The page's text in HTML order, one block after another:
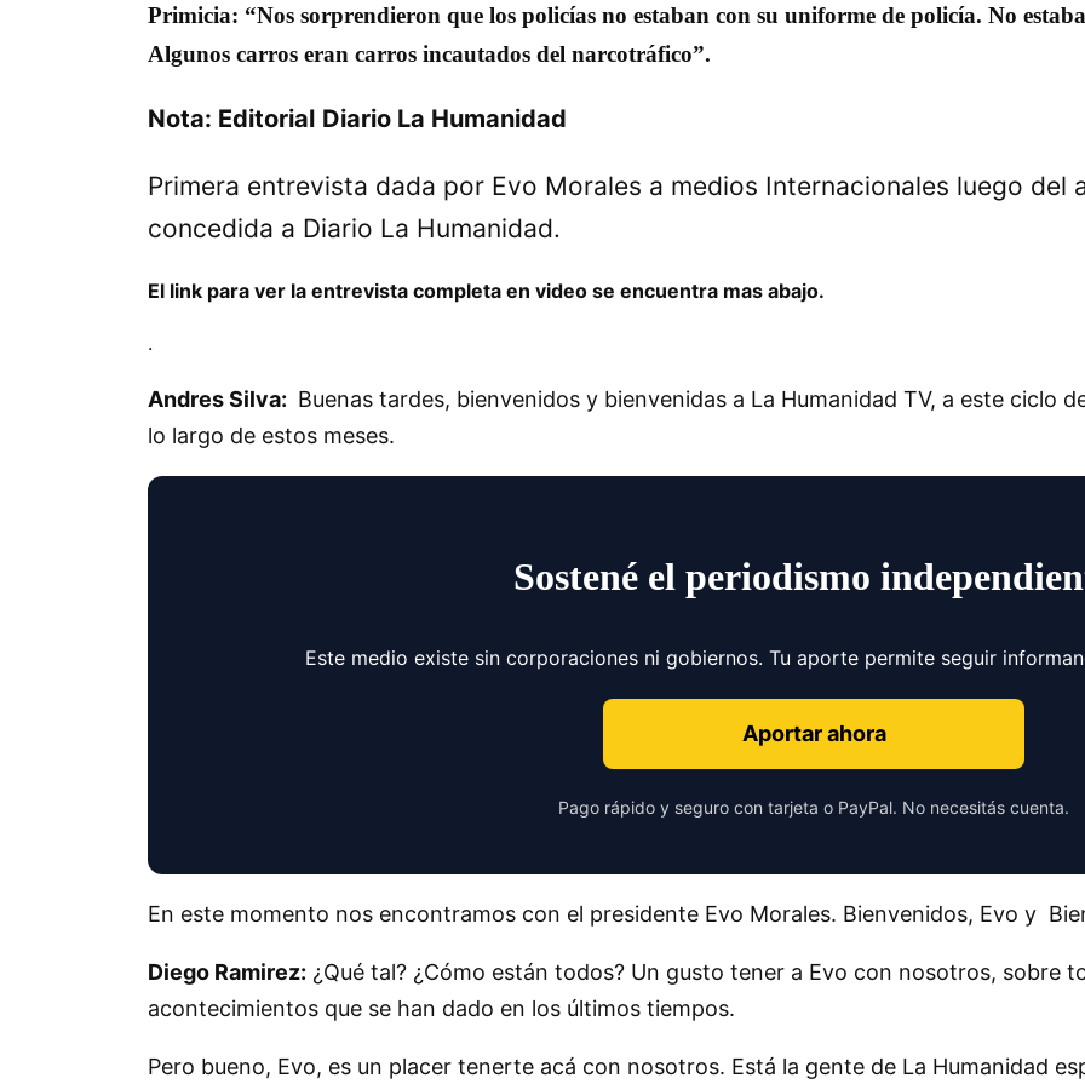
Primicia: “Nos sorprendieron que los policías no estaban con su uniforme de policía. No
Algunos carros eran carros incautados del narcotráfico”.
Nota: Editorial Diario La Humanidad
Primera entrevista dada por Evo Morales a medios Internacionales luego
concedida a Diario La Humanidad.
El link para ver la entrevista completa en video se encuentra mas abajo.
.
Andres Silva: Buenas tardes, bienvenidos y bienvenidas a La Humanidad TV, a este ciclo
lo largo de estos meses.
Sostené el periodismo
Este medio existe sin corporaciones ni gobiernos. Tu aporte permite seguir
Aportar ahora
Pago rápido y seguro con tarjeta o PayPal. No necesitás cuenta.
En este momento nos encontramos con el presidente Evo Morales. Bienvenidos, Evo y
Diego Ramirez: ¿Qué tal? ¿Cómo están todos? Un gusto tener a Evo con nosotros, sobre
acontecimientos que se han dado en los últimos tiempos.
Pero bueno, Evo, es un placer tenerte acá con nosotros. Está la gente de La Humanidad